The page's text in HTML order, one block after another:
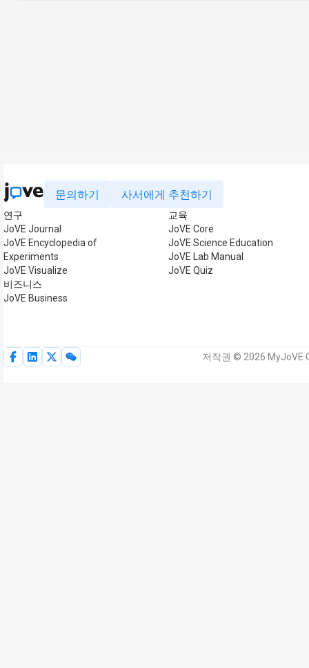
문의하기 사서에게 추천하기
연구
JoVE Journal
JoVE Encyclopedia of
Experiments
JoVE Visualize
비즈니스
JoVE Business
교육
JoVE Core
JoVE Science Education
JoVE Lab Manual
JoVE Quiz
저작권 © 2026 MyJoVE